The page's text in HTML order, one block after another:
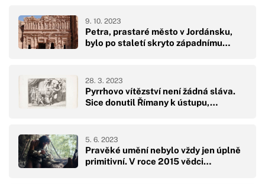
Petra, prastaré město v Jordánsku,
bylo po staletí skryto západnímu…
9. 10. 2023
Pyrrhovo vítězství není žádná sláva.
Sice donutil Římany k ústupu,…
28. 3. 2023
Pravěké umění nebylo vždy jen úplně
primitivní. V roce 2015 vědci…
5. 6. 2023